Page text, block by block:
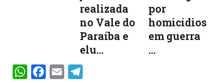
realizada
no Vale do
Paraíba e
elu...
por
homicídios
em guerra
...
WhatsAppFacebook
Email